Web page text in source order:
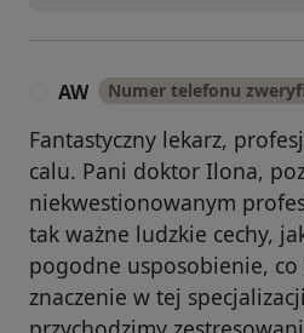
AW Numer telefonu
Fantastyczny lekarz,
calu. Pani doktor Ilona,
niekwestionowanym
tak ważne ludzkie cechy,
pogodne usposobienie,
znaczenie w tej